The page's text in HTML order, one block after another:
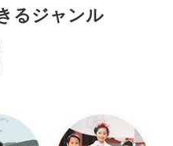
んだろう...と思われる
影を出来ますように、
がりが出来るように心
るジャンル